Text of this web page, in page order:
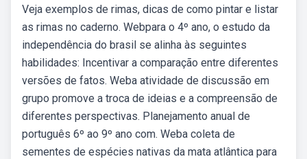
Veja exemplos de rimas, dicas de como pintar e listar
as rimas no caderno. Webpara o 4º ano, o estudo da
independência do brasil se alinha às seguintes
habilidades: Incentivar a comparação entre diferentes
versões de fatos. Weba atividade de discussão em
grupo promove a troca de ideias e a compreensão de
diferentes perspectivas. Planejamento anual de
português 6º ao 9º ano com. Weba coleta de
sementes de espécies nativas da mata atlântica para